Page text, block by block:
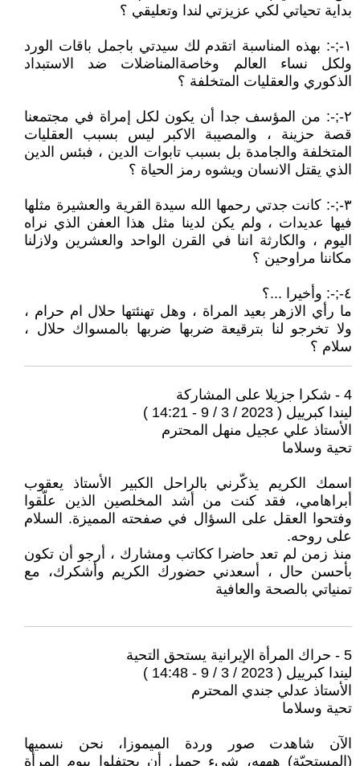
بداية تحياتي لكي عزيزتي لندا وتعليقي ؟
١-;-: بهذه المناسبة اتقدم لك سيدتي باجمل باقات الورد
ولكل نساء العالم وخاصةالمناضلات ضد الاستبداد
الذكوري والعقليات المتخلفة ؟
٢-;-: من المؤسف جدا أن يكون لكل إمراة في مجتمعنا
قصة حزينة ، والمصيبة الاكبر ليس بسبب العقليات
المتخلفة والجامدة بل بسبب تابوات الدين ، فبئس الدين
الذي يقتل الانسان ويشوه رمز الحياة ؟
٣-;-: كانت جدتي رحمها الله سيدة القرية والعشيرة مثلها
فيها عديدات ، ولم يكن لدينا مثل هذا العفن الذي نراه
اليوم ، والكارثة اننا في القرن الواحد والعشرين ولازلنا
مكاننا مراوحين ؟
٤-;-: وأخيرا ...؟
ما رأي الازهر بعيد المراة ، وهل تهنئتها حلال ام حرام ،
ولا تخرجو لنا بترقيعة ضربها ضربها بالمسواك حلال ،
سلام ؟
4 - شكرا جزيلا على المشاركة
ليندا كبرييل ( 2023 / 3 / 9 - 14:21 )
الأستاذ علي عجيل منهل المحترم
تحية وسلاما
اسمك الكريم يذكّرني بالراحل الكبير الأستاذ يعقوب
أبراهامي، فقد كنت من أشد المخلصين الذين علّقوا
وفتحوا العقل على السؤال في صفحته المميزة. السلام
على روحه.
منذ زمن لم تعد حاضرا ككاتب ومشارك ، أرجو أن تكون
بأحسن حال ، أسعدني حضورك الكريم وأشكرك، مع
تمنياتي بالصحة والعافية
5 - حراك المرأة الإيرانية يستحق التحية
ليندا كبرييل ( 2023 / 3 / 9 - 14:48 )
الأستاذ عدلي جندي المحترم
تحية وسلاما
الآن شاهدت صور وردة الميموزا، نحن نسميها
(المستحيّة) هههه، شيء جميل أن يحتفلوا بيوم المرأة